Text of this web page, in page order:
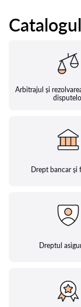
Arbitrajul și
Drept bancar și
Dreptul